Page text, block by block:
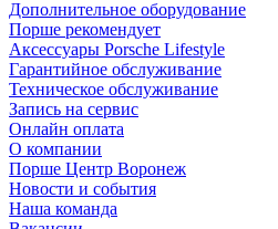
Дополнительное оборудование
Порше рекомендует
Аксессуары Porsche Lifestyle
Гарантийное обслуживание
Техническое обслуживание
Запись на сервис
Онлайн оплата
О компании
Порше Центр Воронеж
Новости и события
Наша команда